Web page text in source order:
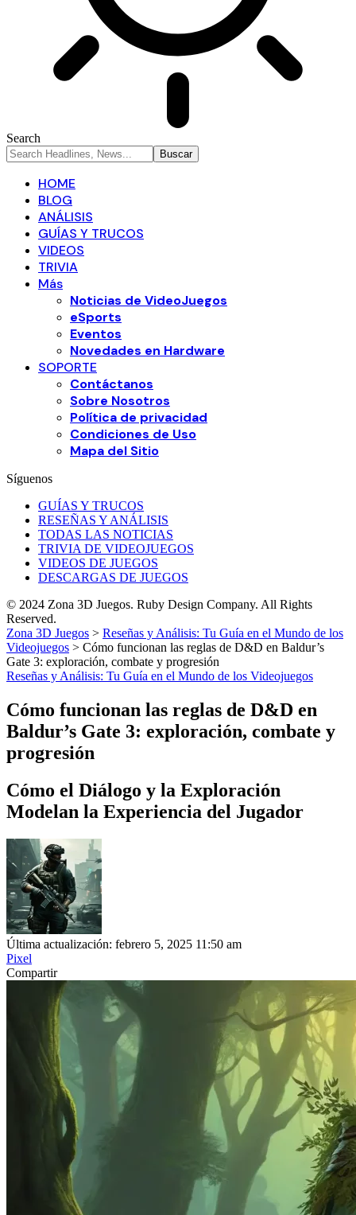
Search
HOME
BLOG
ANÁLISIS
GUÍAS Y TRUCOS
VIDEOS
TRIVIA
Más
Noticias de VideoJuegos
eSports
Eventos
Novedades en Hardware
SOPORTE
Contáctanos
Sobre Nosotros
Política de privacidad
Condiciones de Uso
Mapa del Sitio
Síguenos
GUÍAS Y TRUCOS
RESEÑAS Y ANÁLISIS
TODAS LAS NOTICIAS
TRIVIA DE VIDEOJUEGOS
VIDEOS DE JUEGOS
DESCARGAS DE JUEGOS
© 2024 Zona 3D Juegos. Ruby Design Company. All Rights
Reserved.
Zona 3D Juegos > Reseñas y Análisis: Tu Guía en el Mundo de los
Videojuegos > Cómo funcionan las reglas de D&D en Baldur’s
Gate 3: exploración, combate y progresión
Reseñas y Análisis: Tu Guía en el Mundo de los Videojuegos
Cómo funcionan las reglas de D&D en
Baldur’s Gate 3: exploración, combate y
progresión
Cómo el Diálogo y la Exploración
Modelan la Experiencia del Jugador
Última actualización: febrero 5, 2025 11:50 am
Pixel
Compartir